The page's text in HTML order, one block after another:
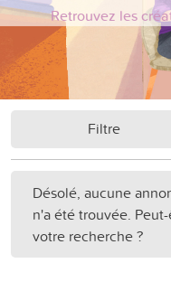
Retrouvez les
Filtre
Désolé, aucune
n'a été trouvée.
votre recherche ?